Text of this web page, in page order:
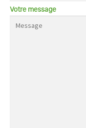
Votre message